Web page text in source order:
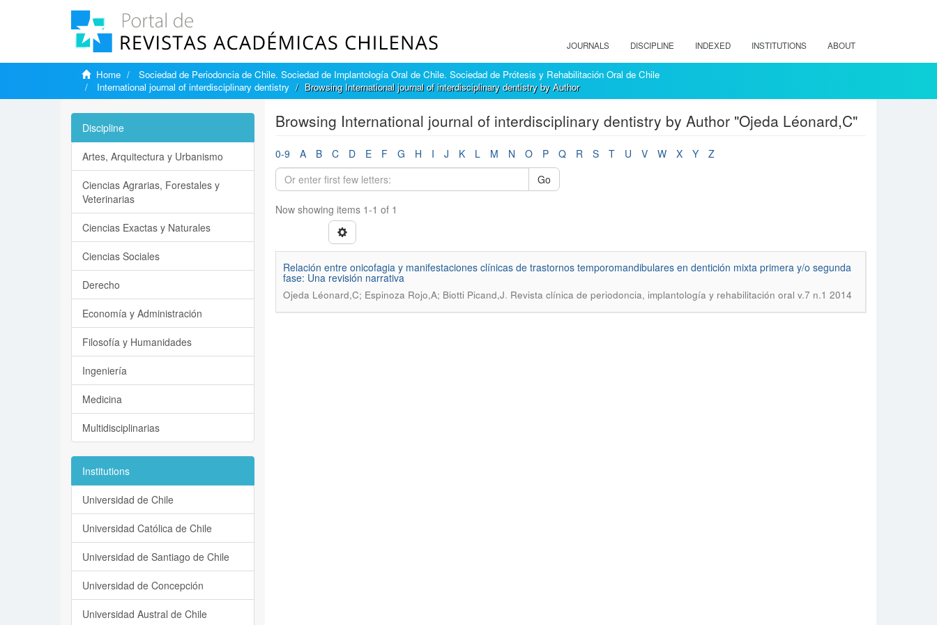
JOURNALS DISCIPLINE INDEXED INSTITUTIONS ABOUT
Home
Sociedad de Periodoncia de Chile. Sociedad de Implantología Oral de Chile. Sociedad de Prótesis y Rehabilitación Oral de Chile
International journal of interdisciplinary dentistry
Browsing International journal of interdisciplinary dentistry by Author
Browsing International journal of interdisciplinary dentistry by Author "Ojeda Léonard,C"
0-9 A B C D E F G H I J K L M N O P Q R S T U V W X Y
Z
Go
Now showing items 1-1 of 1
Relación entre onicofagia y manifestaciones clínicas de trastornos temporomandibulares en dentición mixta primera y/o segunda
fase: Una revisión narrativa
Ojeda Léonard,C; Espinoza Rojo,A; Biotti Picand,J. Revista clínica de periodoncia, implantología y rehabilitación oral v.7 n.1 2014
Discipline
Artes, Arquitectura y Urbanismo
Ciencias Agrarias, Forestales y
Veterinarias
Ciencias Exactas y Naturales
Ciencias Sociales
Derecho
Economía y Administración
Filosofía y Humanidades
Ingeniería
Medicina
Multidisciplinarias
Institutions
Universidad de Chile
Universidad Católica de Chile
Universidad de Santiago de Chile
Universidad de Concepción
Universidad Austral de Chile